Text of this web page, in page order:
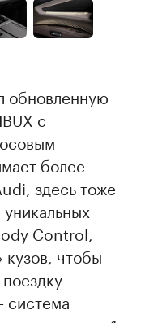
обновленную
с
более
здесь тоже
Control,
кузов, чтобы
система